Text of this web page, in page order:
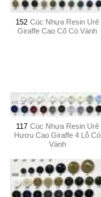
152 Cúc Nhựa Resin Urê
Giraffe Cao Cổ Có Vành
117 Cúc Nhựa Resin Urê
Hươu Cao Giraffe 4 Lỗ Có
Vành